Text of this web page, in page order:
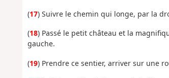
(17) Suivre le chemin qui longe, par la
(18) Passé le petit château et la
gauche.
(19) Prendre ce sentier, arriver sur une